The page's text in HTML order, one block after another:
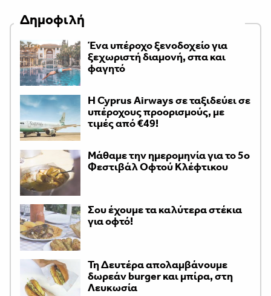
Δημοφιλή
Ένα υπέροχο ξενοδοχείο για
ξεχωριστή διαμονή, σπα και
φαγητό
H Cyprus Airways σε ταξιδεύει σε
υπέροχους προορισμούς, με
τιμές από €49!
Μάθαμε την ημερομηνία για το 5ο
Φεστιβάλ Οφτού Κλέφτικου
Σου έχουμε τα καλύτερα στέκια
για οφτό!
Τη Δευτέρα απολαμβάνουμε
δωρεάν burger και μπίρα, στη
Λευκωσία